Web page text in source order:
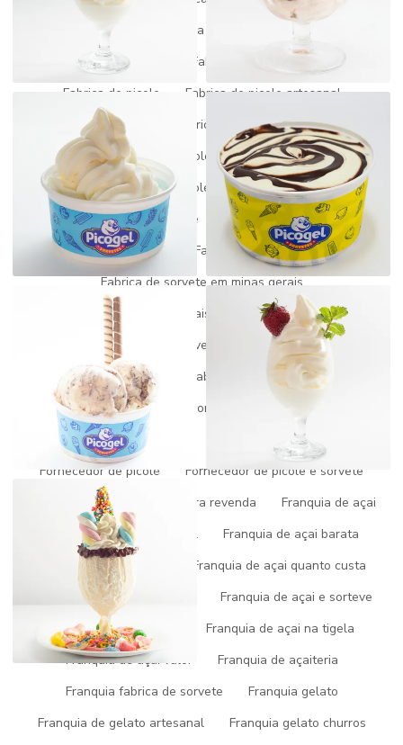
Fabrica de açai para revenda
Fabrica de açai a venda
Fabrica de gelato
Fabrica de gelato italiano
Fabrica de picole
Fabrica de picole artesanal
Fabrica de picole mg
Fabrica de picole paleta mexicana
Fabrica de picole perto de mim
Fabrica de picole para revenda
Fabrica de picole e sorvete
Fabrica de picole venda
Fábrica de sorvete
Fabrica de sorvete gelato
Fabrica de sorvete em minas gerais
Fábrica de sorvete minas geriais
Fabrica de sorvete preço
Fábrica de sorvete para revenda
Fabricante de açaí
Fabricante de picolé
Fabricantes de açaí no brasil
Fornecedor de açai
Fornecedor de açai do pará
Fornecedor de açai mg
Fornecedor de açai puro
Fornecedor de picolé
Fornecedor de picole e sorvete
Fornecedores de sorvetes para revenda
Franquia de açai
Franquia de açai artesanal
Franquia de açai barata
Franquia de açai preço
Franquia de açai quanto custa
Franquia de açai self service
Franquia de açai e sorteve
Franquia de acai em sp
Franquia de açai na tigela
Franquia de açai valor
Franquia de açaiteria
Franquia fabrica de sorvete
Franquia gelato
Franquia de gelato artesanal
Franquia gelato churros
Clique nas imagens para ampliar
Sorvete de leite ninho trufado : Uma Delícia para Todos os
Paladares